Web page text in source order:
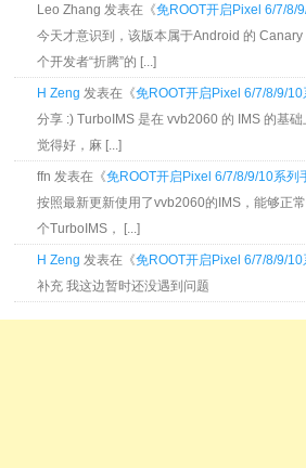
Leo Zhang 发表在《免ROOT开启Pixel 6/7/8/
今天才意识到，该版本属于Android 的
个开发者“折腾”的 [...]
H Zeng 发表在《免ROOT开启Pixel 6/7/8/9/
分享 :) TurboIMS 是在 vvb2060 的 IMS 的基
觉得好，麻 [...]
ffn 发表在《免ROOT开启Pixel 6/7/8/9/10系列
按照最新更新使用了vvb2060的IMS，能够正
个TurboIMS， [...]
H Zeng 发表在《免ROOT开启Pixel 6/7/8/9/
补充 我这边暂时还没遇到问题